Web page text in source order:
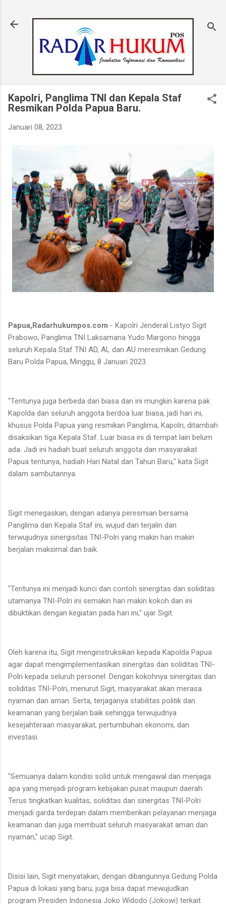
Kapolri, Panglima TNI dan Kepala Staf
Resmikan Polda Papua Baru.
Januari 08, 2023
Papua,Radarhukumpos.com - Kapolri Jenderal Listyo Sigit
Prabowo, Panglima TNI Laksamana Yudo Margono hingga
seluruh Kepala Staf TNI AD, AL dan AU meresmikan Gedung
Baru Polda Papua, Minggu, 8 Januari 2023.
"Tentunya juga berbeda dari biasa dan ini mungkin karena pak
Kapolda dan seluruh anggota berdoa luar biasa, jadi hari ini,
khusus Polda Papua yang resmikan Panglima, Kapolri, ditambah
disaksikan tiga Kepala Staf. Luar biasa ini di tempat lain belum
ada. Jadi ini hadiah buat seluruh anggota dan masyarakat
Papua tentunya, hadiah Hari Natal dan Tahun Baru," kata Sigit
dalam sambutannya.
Sigit menegaskan, dengan adanya peresmian bersama
Panglima dan Kepala Staf ini, wujud dari terjalin dan
terwujudnya sinergisitas TNI-Polri yang makin hari makin
berjalan maksimal dan baik.
"Tentunya ini menjadi kunci dan contoh sinergitas dan soliditas
utamanya TNI-Polri ini semakin hari makin kokoh dan ini
dibuktikan dengan kegiatan pada hari ini," ujar Sigit.
Oleh karena itu, Sigit menginstruksikan kepada Kapolda Papua
agar dapat mengimplementasikan sinergitas dan soliditas TNI-
Polri kepada seluruh personel. Dengan kokohnya sinergitas dan
soliditas TNI-Polri, menurut Sigit, masyarakat akan merasa
nyaman dan aman. Serta, terjaganya stabilitas politik dan
keamanan yang berjalan baik sehingga terwujudnya
kesejahteraan masyarakat, pertumbuhan ekonomi, dan
investasi.
"Semuanya dalam kondisi solid untuk mengawal dan menjaga
apa yang menjadi program kebijakan pusat maupun daerah.
Terus tingkatkan kualitas, soliditas dan sinergitas TNI-Polri
menjadi garda terdepan dalam memberikan pelayanan menjaga
keamanan dan juga membuat seluruh masyarakat aman dan
nyaman," ucap Sigit.
Disisi lain, Sigit menyatakan, dengan dibangunnya Gedung Polda
Papua di lokasi yang baru, juga bisa dapat mewujudkan
program Presiden Indonesia Joko Widodo (Jokowi) terkait